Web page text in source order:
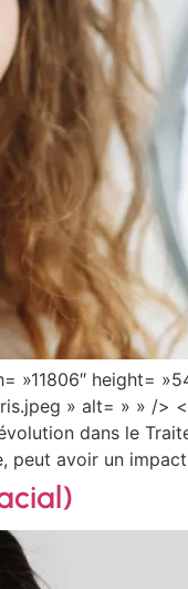
»11806″ height=
» alt= » » />
dans le
peut avoir un